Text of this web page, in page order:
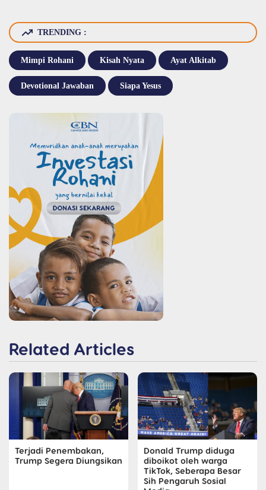
TRENDING :
Mimpi Rohani Kisah Nyata Ayat Alkitab
Devotional Jawaban Siapa Yesus
Related Articles
Terjadi Penembakan,
Trump Segera Diungsikan
Donald Trump diduga
diboikot oleh warga
TikTok, Seberapa Besar
Sih Pengaruh Sosial